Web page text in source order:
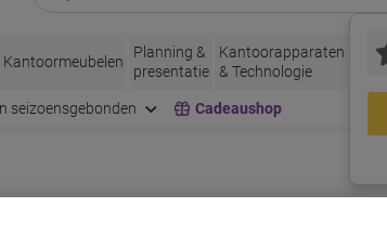
Kantoormeubelen
Planning &
presentatie
Kantoorapparaten
& Technologie
Inkt &
Toner
seizoensgebonden Cadeaushop
voor uw printer